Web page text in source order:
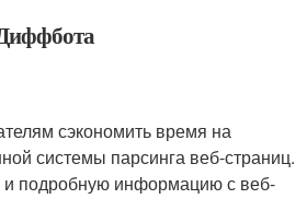
сэкономить время на
системы парсинга веб-страниц.
и подробную информацию с веб-